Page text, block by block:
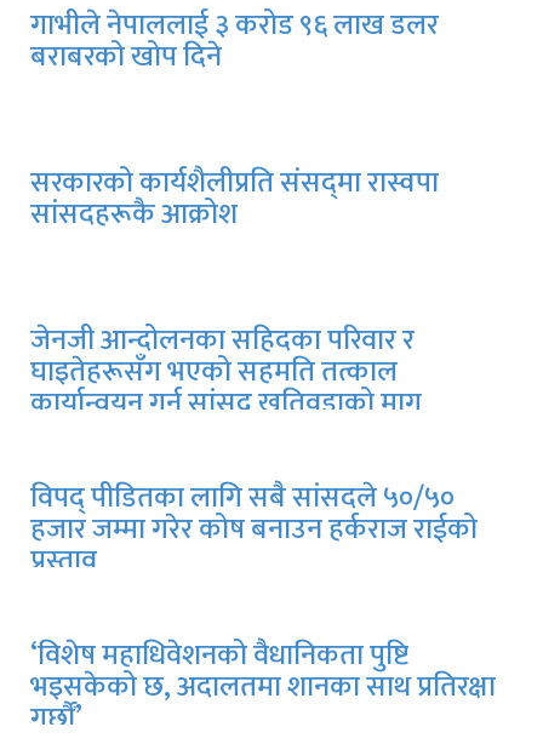
गाभीले नेपाललाई ३ करोड ९६ लाख डलर
बराबरको खोप दिने
सरकारको कार्यशैलीप्रति संसद्‍मा रास्वपा
सांसदहरूकै आक्रोश
जेनजी आन्दोलनका सहिदका परिवार र
घाइतेहरूसँग भएको सहमति तत्काल
कार्यान्वयन गर्न सांसद खतिवडाको माग
विपद् पीडितका लागि सबै सांसदले ५०/५०
हजार जम्मा गरेर कोष बनाउन हर्कराज राईको
प्रस्ताव
‘विशेष महाधिवेशनको वैधानिकता पुष्टि
भइसकेको छ, अदालतमा शानका साथ प्रतिरक्षा
गर्छौं’